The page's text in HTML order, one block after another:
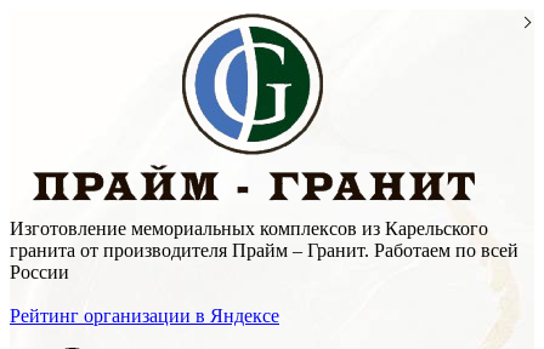
Изготовление мемориальных комплексов из Карельского
гранита от производителя Прайм – Гранит. Работаем по всей
России
Рейтинг организации в Яндексе